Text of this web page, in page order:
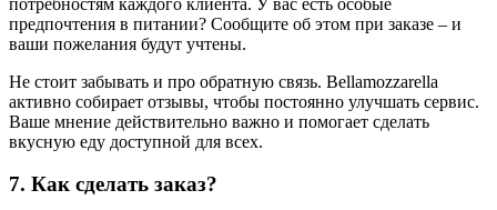
предпочтения в питании? Сообщите об этом при заказе – и
ваши пожелания будут учтены.
Не стоит забывать и про обратную связь. Bellamozzarella
активно собирает отзывы, чтобы постоянно улучшать сервис.
Ваше мнение действительно важно и помогает сделать
вкусную еду доступной для всех.
7. Как сделать заказ?